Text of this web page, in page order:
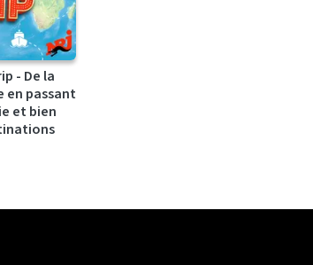
- De la
en passant
et bien